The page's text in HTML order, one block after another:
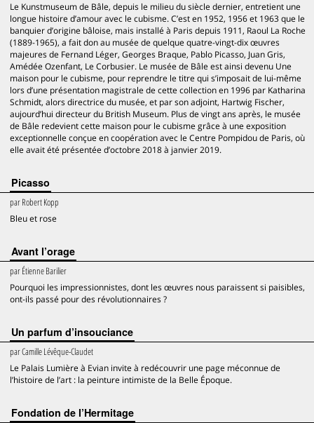
Le Kunstmuseum de Bâle, depuis le milieu du siècle dernier, entretient une
longue histoire d’amour avec le cubisme. C’est en 1952, 1956 et 1963 que le
banquier d’origine bâloise, mais installé à Paris depuis 1911, Raoul La Roche
(1889-1965), a fait don au musée de quelque quatre-vingt-dix œuvres
majeures de Fernand Léger, Georges Braque, Pablo Picasso, Juan Gris,
Amédée Ozenfant, Le Corbusier. Le musée de Bâle est ainsi devenu Une
maison pour le cubisme, pour reprendre le titre qui s’imposait de lui-même
lors d’une présentation magistrale de cette collection en 1996 par Katharina
Schmidt, alors directrice du musée, et par son adjoint, Hartwig Fischer,
aujourd’hui directeur du British Museum. Plus de vingt ans après, le musée
de Bâle redevient cette maison pour le cubisme grâce à une exposition
exceptionnelle conçue en coopération avec le Centre Pompidou de Paris, où
elle avait été présentée d’octobre 2018 à janvier 2019.
Picasso
parRobert Kopp
Bleu et rose
Avant l’orage
parÉtienne Barilier
Pourquoi les impressionnistes, dont les œuvres nous paraissent si paisibles,
ont-ils passé pour des révolutionnaires ?
Un parfum d’insouciance
parCamille Lévêque-Claudet
Le Palais Lumière à Evian invite à redécouvrir une page méconnue de
l’histoire de l’art : la peinture intimiste de la Belle Époque.
Fondation de l’Hermitage